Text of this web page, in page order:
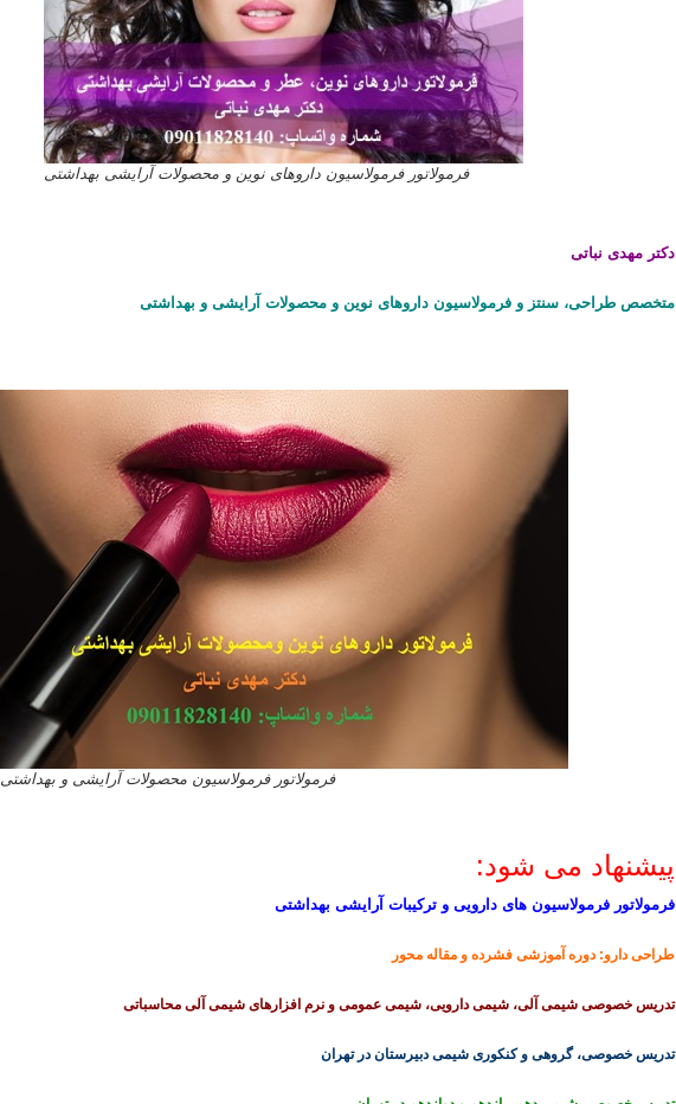
فرمولاتور فرمولاسیون داروهای نوین و محصولات آرایشی بهداشتی
دکتر مهدی نباتی
متخصص طراحی، سنتز و فرمولاسیون داروهای نوین و محصولات آرایشی و بهداشتی
فرمولاتور فرمولاسیون محصولات آرایشی و بهداشتی
پیشنهاد می شود:
فرمولاتور فرمولاسیون های دارویی و ترکیبات آرایشی بهداشتی
طراحی دارو: دوره آموزشی فشرده و مقاله محور
تدریس خصوصی شیمی آلی، شیمی دارویی، شیمی عمومی و نرم افزارهای شیمی آلی محاسباتی
تدریس خصوصی، گروهی و کنکوری شیمی دبیرستان در تهران